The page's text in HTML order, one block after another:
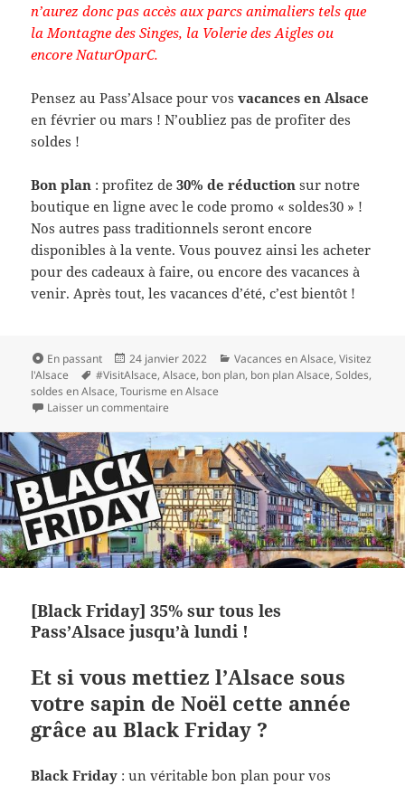
n’aurez donc pas accès aux parcs animaliers tels que
la Montagne des Singes, la Volerie des Aigles ou
encore NaturOparC.
Pensez au Pass’Alsace pour vosvacances en Alsace
en février ou mars ! N’oubliez pas de profiter des
soldes !
Bon plan : profitez de30% de réduction sur notre
boutique en ligne avec le code promo « soldes30 » !
Nos autres pass traditionnels seront encore
disponibles à la vente. Vous pouvez ainsi les acheter
pour des cadeaux à faire, ou encore des vacances à
venir. Après tout, les vacances d’été, c’est bientôt !
Format
En passant
Publié
le
24 janvier 2022 Catégories
Vacances en Alsace,Visitez
l'Alsace
Mots-
clés
#VisitAlsace,Alsace, bon plan, bon plan Alsace,Soldes,
soldes en Alsace,Tourisme en Alsace
Laisser un commentaire
[Black Friday] 35% sur tous les
Pass’Alsace jusqu’à lundi !
Et si vous mettiez l’Alsace sous
votre sapin de Noël cette année
grâce au Black Friday ?
Black Friday : un véritable bon plan pour vos